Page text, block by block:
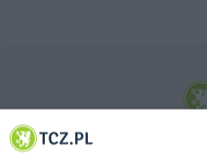
© 2001-2026 Tczew - TCZ.PL Sp. z o.o.